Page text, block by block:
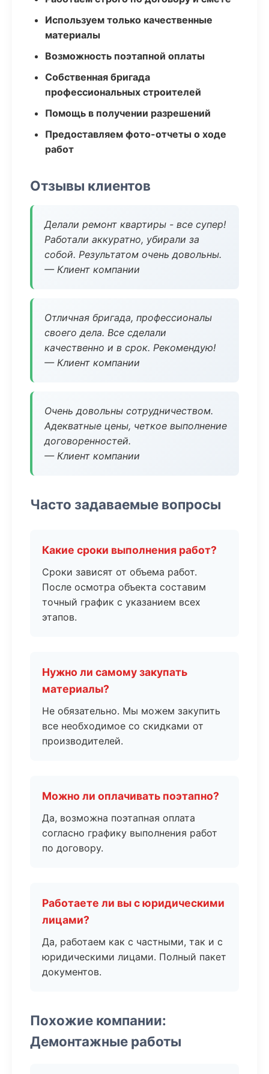
Используем только качественные
материалы
Возможность поэтапной оплаты
Собственная бригада
профессиональных строителей
Помощь в получении разрешений
Предоставляем фото-отчеты о ходе
работ
Отзывы клиентов
Делали ремонт квартиры - все супер!
Работали аккуратно, убирали за
собой. Результатом очень довольны.
— Клиент компании
Отличная бригада, профессионалы
своего дела. Все сделали
качественно и в срок. Рекомендую!
— Клиент компании
Очень довольны сотрудничеством.
Адекватные цены, четкое выполнение
договоренностей.
— Клиент компании
Часто задаваемые вопросы
Какие сроки выполнения работ?
Сроки зависят от объема работ.
После осмотра объекта составим
точный график с указанием всех
этапов.
Нужно ли самому закупать
материалы?
Не обязательно. Мы можем закупить
все необходимое со скидками от
производителей.
Можно ли оплачивать поэтапно?
Да, возможна поэтапная оплата
согласно графику выполнения работ
по договору.
Работаете ли вы с юридическими
лицами?
Да, работаем как с частными, так и с
юридическими лицами. Полный пакет
документов.
Похожие компании:
Демонтажные работы